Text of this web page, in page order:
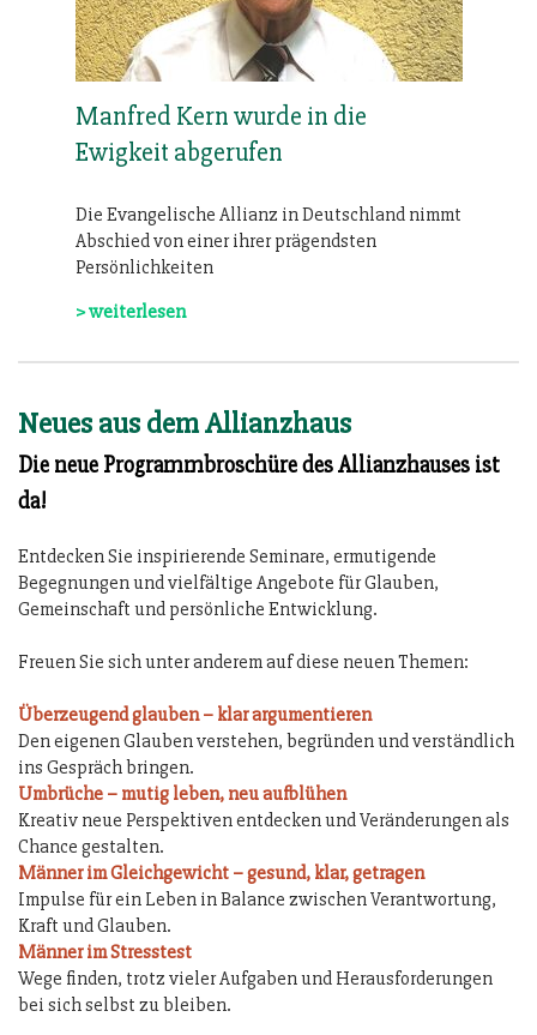
Manfred Kern wurde in die
Ewigkeit abgerufen
Die Evangelische Allianz in Deutschland nimmt
Abschied von einer ihrer prägendsten
Persönlichkeiten
> weiterlesen
Neues aus dem Allianzhaus
Die neue Programmbroschüre des Allianzhauses ist
da!
Entdecken Sie inspirierende Seminare, ermutigende
Begegnungen und vielfältige Angebote für Glauben,
Gemeinschaft und persönliche Entwicklung.
Freuen Sie sich unter anderem auf diese neuen Themen:
Überzeugend glauben – klar argumentieren
Den eigenen Glauben verstehen, begründen und verständlich
ins Gespräch bringen.
Umbrüche – mutig leben, neu aufblühen
Kreativ neue Perspektiven entdecken und Veränderungen als
Chance gestalten.
Männer im Gleichgewicht – gesund, klar, getragen
Impulse für ein Leben in Balance zwischen Verantwortung,
Kraft und Glauben.
Männer im Stresstest
Wege finden, trotz vieler Aufgaben und Herausforderungen
bei sich selbst zu bleiben.